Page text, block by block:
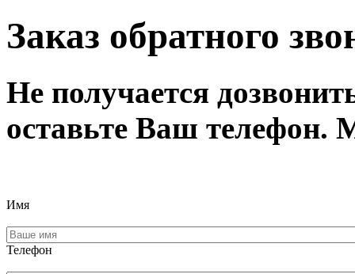
Заказ обратного
Не получается
оставьте Ваш
Имя
Телефон